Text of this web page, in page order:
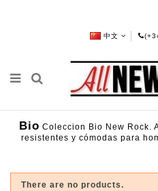
中文
Bio Coleccion Bio New Rock.
resistentes y cómodas para
There are no products.